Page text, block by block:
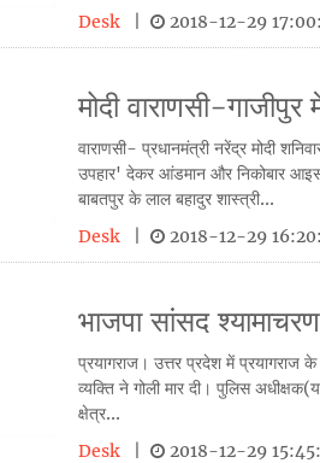
Desk
| 2018-12-29
मोदी वाराणसी-
वाराणसी- प्रधानमंत्री नरेंद्र मोदी
उपहार' देकर आंडमान और निकोबार
बाबतपुर के लाल बहादुर शास्त्री...
Desk
| 2018-12-29
भाजपा सांसद
प्रयागराज। उत्तर प्रदेश में प्रयागराज
व्यक्ति ने गोली मार दी। पुलिस
क्षेत्र...
Desk
| 2018-12-29